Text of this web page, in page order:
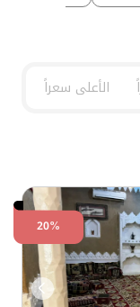
الأعلى سعراً
20%